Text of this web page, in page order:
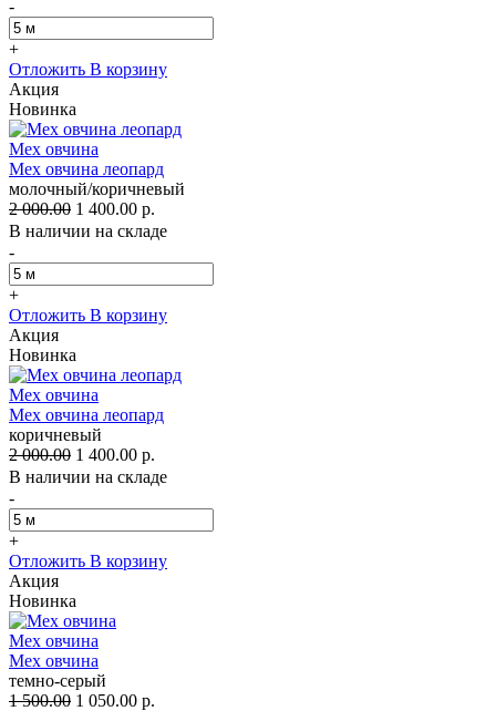
-
+
Отложить В корзину
Акция
Новинка
Мех овчина
Мех овчина леопард
молочный/коричневый
2 000.00 1 400.00 р.
В наличии на складе
-
+
Отложить В корзину
Акция
Новинка
Мех овчина
Мех овчина леопард
коричневый
2 000.00 1 400.00 р.
В наличии на складе
-
+
Отложить В корзину
Акция
Новинка
Мех овчина
Мех овчина
темно-серый
1 500.00 1 050.00 р.